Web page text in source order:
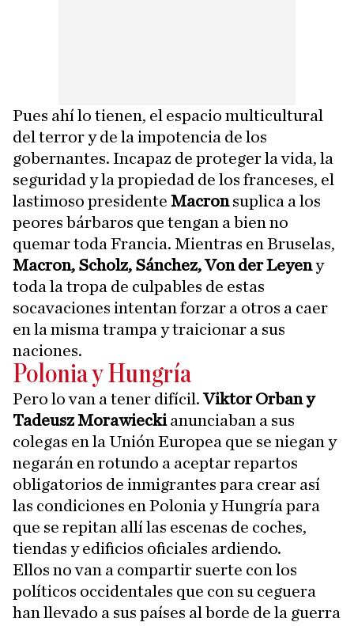
Pues ahí lo tienen, el espacio multicultural
del terror y de la impotencia de los
gobernantes. Incapaz de proteger la vida, la
seguridad y la propiedad de los franceses, el
lastimoso presidente Macronsuplica a los
peores bárbaros que tengan a bien no
quemar toda Francia. Mientras en Bruselas,
Macron, Scholz, Sánchez, Von der Leyeny
toda la tropa de culpables de estas
socavaciones intentan forzar a otros a caer
en la misma trampa y traicionar a sus
naciones.
Polonia y Hungría
Pero lo van a tener difícil.Viktor Orban y
Tadeusz Morawieckianunciaban a sus
colegas en la Unión Europea que se niegan y
negarán en rotundo a aceptar repartos
obligatorios de inmigrantes para crear así
las condiciones en Polonia y Hungría para
que se repitan allí las escenas de coches,
tiendas y edificios oficiales ardiendo.
Ellos no van a compartir suerte con los
políticos occidentales que con su ceguera
han llevado a sus países al borde de la guerra